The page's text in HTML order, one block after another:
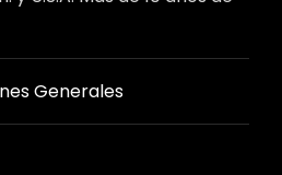
Generales